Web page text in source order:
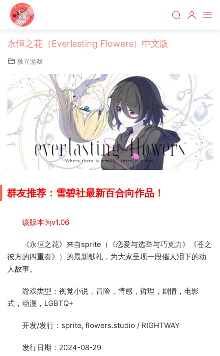
永恒之花（Everlasting Flowers）中文版
独立游戏
群友推荐：雪碧社最新百合向作品！
该版本为v1.06
《永恒之花》来自sprite（《恋爱与选举与巧克力》《苍之
彼方的四重奏》）的最新献礼，为大家呈现一段催人泪下的动
人故事。
游戏类型：视觉小说，冒险，情感，哲理，剧情，电影
式，动漫，LGBTQ+
开发/发行：sprite, flowers.studio / RIGHTWAY
发行日期：2024-08-29